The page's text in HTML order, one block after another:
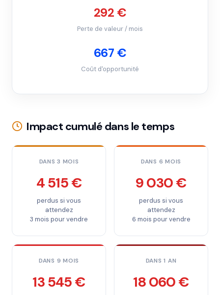
292 €
Perte de valeur / mois
667 €
Coût d'opportunité
Impact cumulé dans le temps
DANS 3 MOIS
4 515 €
perdus si vous
attendez
3 mois pour vendre
DANS 6 MOIS
9 030 €
perdus si vous
attendez
6 mois pour vendre
DANS 9 MOIS
13 545 €
DANS 1 AN
18 060 €